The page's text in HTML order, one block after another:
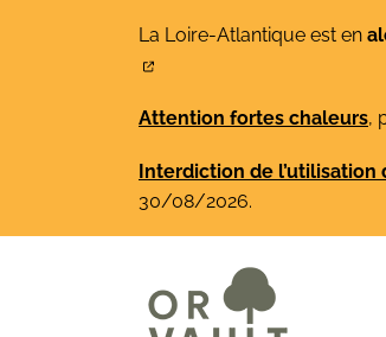
La Loire-Atlantique est en
Attention fortes chaleurs,
Interdiction de l’utilisation
30/08/2026.